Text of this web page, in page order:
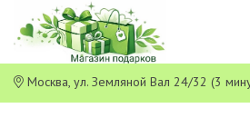
Москва, ул. Земляной Вал 24/32 (3